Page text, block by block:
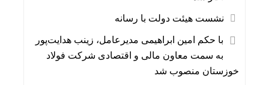
نشست هیئت دولت با رسانه
با حکم امین ابراهیمی مدیرعامل، زینب هدایت‌پور
به سمت معاون مالی و اقتصادی شرکت فولاد
خوزستان منصوب شد